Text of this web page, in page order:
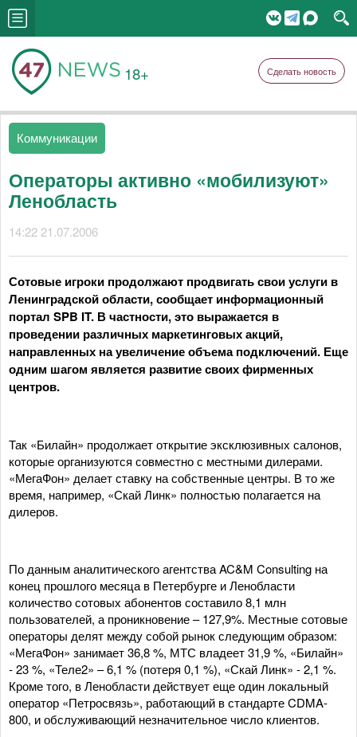
18+ Сделать новость
Коммуникации
Операторы активно «мобилизуют»
Ленобласть
14:22 21.07.2006
Сотовые игроки продолжают продвигать свои услуги в
Ленинградской области, сообщает информационный
портал SPB IT. В частности, это выражается в
проведении различных маркетинговых акций,
направленных на увеличение объема подключений. Еще
одним шагом является развитие своих фирменных
центров.
Так «Билайн» продолжает открытие эксклюзивных салонов,
которые организуются совместно с местными дилерами.
«МегаФон» делает ставку на собственные центры. В то же
время, например, «Скай Линк» полностью полагается на
дилеров.
По данным аналитического агентства AC&M Consulting на
конец прошлого месяца в Петербурге и Ленобласти
количество сотовых абонентов составило 8,1 млн
пользователей, а проникновение – 127,9%. Местные сотовые
операторы делят между собой рынок следующим образом:
«МегаФон» занимает 36,8 %, МТС владеет 31,9 %, «Билайн»
- 23 %, «Теле2» – 6,1 % (потеря 0,1 %), «Скай Линк» - 2,1 %.
Кроме того, в Ленобласти действует еще один локальный
оператор «Петросвязь», работающий в стандарте CDMA-
800, и обслуживающий незначительное число клиентов.